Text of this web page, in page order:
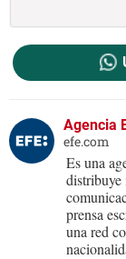
Agencia
efe.com
Es una
distribuye
prensa
una red